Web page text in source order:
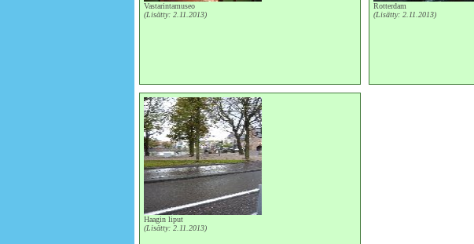
Vastarintamuseo
(Lisätty: 2.11.2013)
Rotterdam
(Lisätty: 2.11.2013)
Haagin liput
(Lisätty: 2.11.2013)